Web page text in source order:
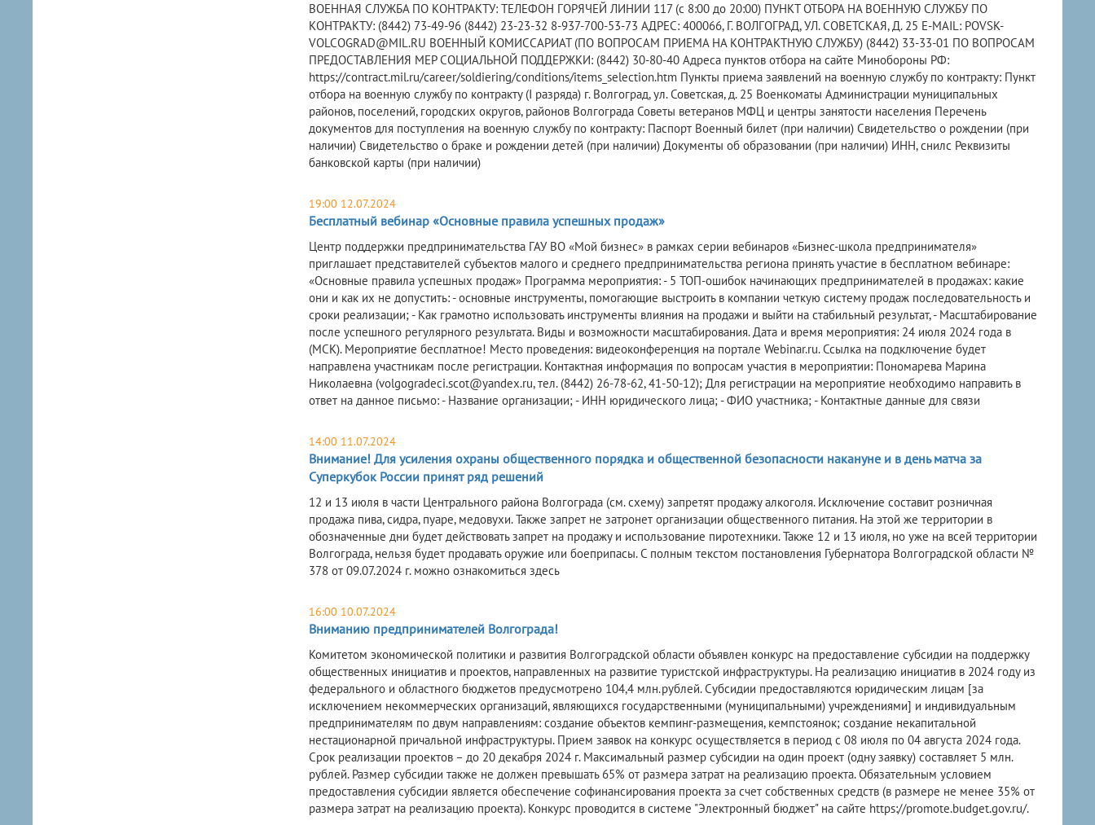
ВОЕННАЯ СЛУЖБА ПО КОНТРАКТУ: ТЕЛЕФОН ГОРЯЧЕЙ ЛИНИИ 117 (с 8:00 до 20:00) ПУНКТ ОТБОРА НА ВОЕННУЮ СЛУЖБУ ПО
КОНТРАКТУ: (8442) 73-49-96 (8442) 23-23-32 8-937-700-53-73 АДРЕС: 400066, Г. ВОЛГОГРАД, УЛ. СОВЕТСКАЯ, Д. 25 E-MAIL: POVSK-
VOLCOGRAD@MIL.RU ВОЕННЫЙ КОМИССАРИАТ (ПО ВОПРОСАМ ПРИЕМА НА КОНТРАКТНУЮ СЛУЖБУ) (8442) 33-33-01 ПО ВОПРОСАМ
ПРЕДОСТАВЛЕНИЯ МЕР СОЦИАЛЬНОЙ ПОДДЕРЖКИ: (8442) 30-80-40 Адреса пунктов отбора на сайте Минобороны РФ:
https://contract.mil.ru/career/soldiering/conditions/items_selection.htm Пункты приема заявлений на военную службу по контракту: Пункт
отбора на военную службу по контракту (I разряда) г. Волгоград, ул. Советская, д. 25 Военкоматы Администрации муниципальных
районов, поселений, городских округов, районов Волгограда Советы ветеранов МФЦ и центры занятости населения Перечень
документов для поступления на военную службу по контракту: Паспорт Военный билет (при наличии) Свидетельство о рождении (при
наличии) Свидетельство о браке и рождении детей (при наличии) Документы об образовании (при наличии) ИНН, снилс Реквизиты
банковской карты (при наличии)
19:00 12.07.2024
Бесплатный вебинар «Основные правила успешных продаж»
Центр поддержки предпринимательства ГАУ ВО «Мой бизнес» в рамках серии вебинаров «Бизнес-школа предпринимателя»
приглашает представителей субъектов малого и среднего предпринимательства региона принять участие в бесплатном вебинаре:
«Основные правила успешных продаж» Программа мероприятия: - 5 ТОП-ошибок начинающих предпринимателей в продажах: какие
они и как их не допустить: - основные инструменты, помогающие выстроить в компании четкую систему продаж последовательность и
сроки реализации; - Как грамотно использовать инструменты влияния на продажи и выйти на стабильный результат, - Масштабирование
после успешного регулярного результата. Виды и возможности масштабирования. Дата и время мероприятия: 24 июля 2024 года в
(MCK). Мероприятие бесплатное! Место проведения: видеоконференция на портале Webinar.ru. Ссылка на подключение будет
направлена участникам после регистрации. Контактная информация по вопросам участия в мероприятии: Пономарева Марина
Николаевна (volgogradeci.scot@yandex.ru, тел. (8442) 26-78-62, 41-50-12); Для регистрации на мероприятие необходимо направить в
ответ на данное письмо: - Название организации; - ИНН юридического лица; - ФИО участника; - Контактные данные для связи
14:00 11.07.2024
Внимание! Для усиления охраны общественного порядка и общественной безопасности накануне и в день матча за
Суперкубок России принят ряд решений
12 и 13 июля в части Центрального района Волгограда (см. схему) запретят продажу алкоголя. Исключение составит розничная
продажа пива, сидра, пуаре, медовухи. Также запрет не затронет организации общественного питания. На этой же территории в
обозначенные дни будет действовать запрет на продажу и использование пиротехники. Также 12 и 13 июля, но уже на всей территории
Волгограда, нельзя будет продавать оружие или боеприпасы. С полным текстом постановления Губернатора Волгоградской области №
378 от 09.07.2024 г. можно ознакомиться здесь
16:00 10.07.2024
Вниманию предпринимателей Волгограда!
Комитетом экономической политики и развития Волгоградской области объявлен конкурс на предоставление субсидии на поддержку
общественных инициатив и проектов, направленных на развитие туристской инфраструктуры. На реализацию инициатив в 2024 году из
федерального и областного бюджетов предусмотрено 104,4 млн.рублей. Субсидии предоставляются юридическим лицам [за
исключением некоммерческих организаций, являющихся государственными (муниципальными) учреждениями] и индивидуальным
предпринимателям по двум направлениям: создание объектов кемпинг-размещения, кемпстоянок; создание некапитальной
нестационарной причальной инфраструктуры. Прием заявок на конкурс осуществляется в период с 08 июля по 04 августа 2024 года.
Срок реализации проектов – до 20 декабря 2024 г. Максимальный размер субсидии на один проект (одну заявку) составляет 5 млн.
рублей. Размер субсидии также не должен превышать 65% от размера затрат на реализацию проекта. Обязательным условием
предоставления субсидии является обеспечение софинансирования проекта за счет собственных средств (в размере не менее 35% от
размера затрат на реализацию проекта). Конкурс проводится в системе "Электронный бюджет" на сайте https://promote.budget.gov.ru/.